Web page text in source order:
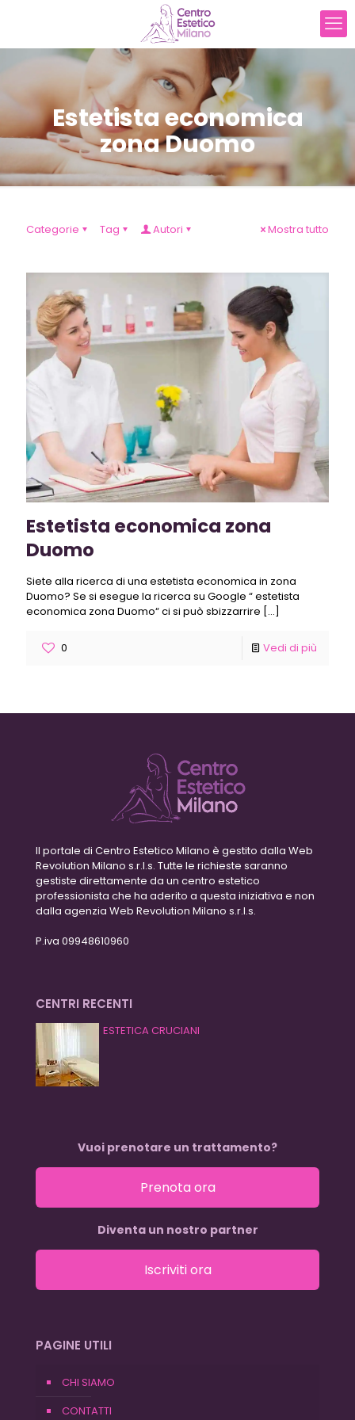
Estetista economica
zona Duomo
Categorie Tag Autori Mostra tutto
Estetista economica zona
Duomo
Siete alla ricerca di una estetista economica in zona
Duomo? Se si esegue la ricerca su Google “ estetista
economica zona Duomo“ ci si può sbizzarrire […]
0 Vedi di più
Il portale di Centro Estetico Milano è gestito dalla Web
Revolution Milano s.r.l.s. Tutte le richieste saranno
gestiste direttamente da un centro estetico
professionista che ha aderito a questa iniziativa e non
dalla agenzia Web Revolution Milano s.r.l.s.
P.iva 09948610960
CENTRI RECENTI
ESTETICA CRUCIANI
Vuoi prenotare un trattamento?
Prenota ora
Diventa un nostro partner
Iscriviti ora
PAGINE UTILI
CHI SIAMO
CONTATTI